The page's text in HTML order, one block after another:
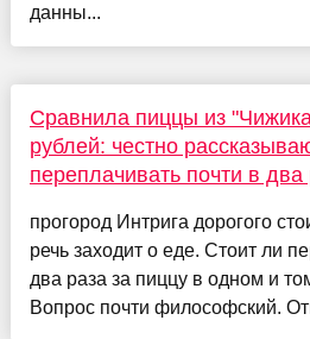
данны...
Сравнила пиццы из
рублей: честно
переплачивать почти в два
прогород Интрига дорогого
речь заходит о еде. Стоит ли
два раза за пиццу в одном и
Вопрос почти философский.